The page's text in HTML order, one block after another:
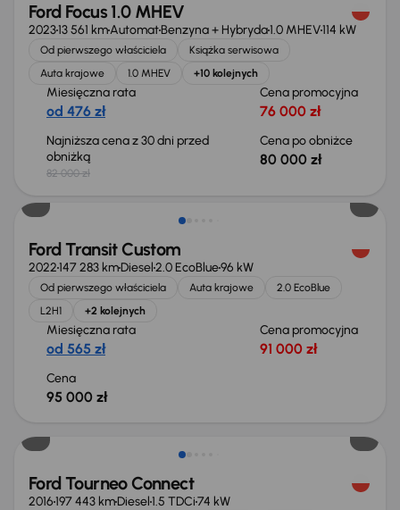
Ford Focus 1.0 MHEV
202313 561 kmAutomatBenzyna + Hybryda1.0 MHEV114 kW
Od pierwszego właściciela
Książka serwisowa
Auta krajowe
1.0 MHEV +10 kolejnych
Miesięczna rata
od 476 zł
Cena promocyjna
76 000 zł
Najniższa cena z 30 dni przed
obniżką
82 000 zł
Cena po obniżce
80 000 zł
Możliwość odliczenia VAT
Ford Transit Custom
2022147 283 kmDiesel2.0 EcoBlue96 kW
Od pierwszego właściciela Auta krajowe
2.0 EcoBlue
L2H1
+2 kolejnych
Miesięczna rata
od 565 zł
Cena promocyjna
91 000 zł
Cena
95 000 zł
Ford Tourneo Connect
2016197 443 kmDiesel1.5 TDCi74 kW